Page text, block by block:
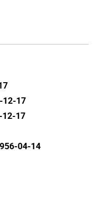
12-17
12-17
04-14